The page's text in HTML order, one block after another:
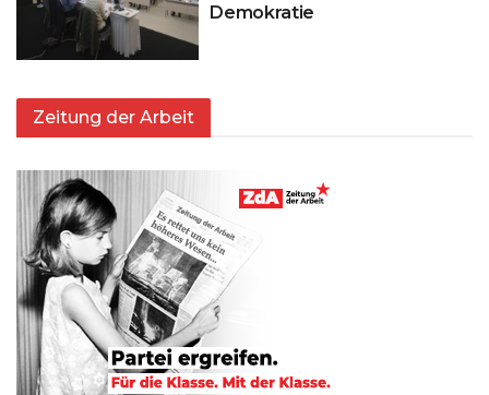
Demokratie
Zeitung der Arbeit